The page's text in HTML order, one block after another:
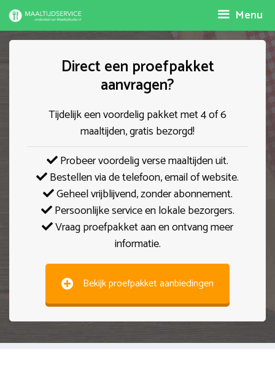
Spring
naar
inhoud
Menu
Direct een proefpakket
aanvragen?
Tijdelijk een voordelig pakket met 4 of 6
maaltijden, gratis bezorgd!
Probeer voordelig verse maaltijden uit.
Bestellen via de telefoon, email of website.
Geheel vrijblijvend, zonder abonnement.
Persoonlijke service en lokale bezorgers.
Vraag proefpakket aan en ontvang meer
informatie.
Bekijk proefpakket aanbiedingen